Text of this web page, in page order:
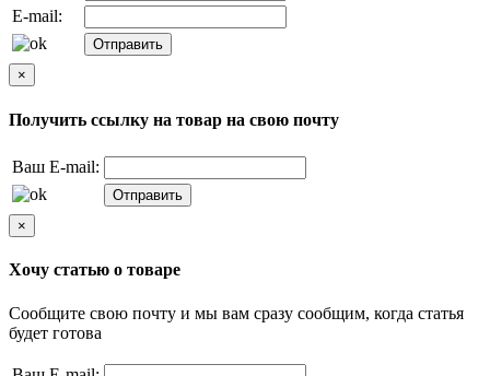
E-mail:
×
Получить ссылку на товар на свою почту
Ваш E-mail:
×
Хочу статью о товаре
Сообщите свою почту и мы вам сразу сообщим, когда статья
будет готова